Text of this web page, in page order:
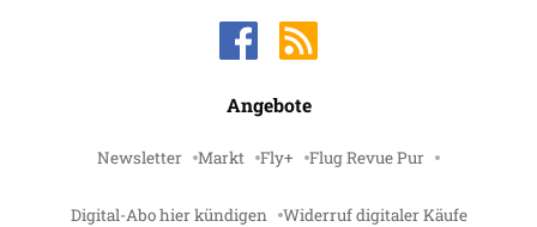
Angebote
Newsletter Markt Fly+ Flug Revue Pur
Digital-Abo hier kündigen Widerruf digitaler Käufe